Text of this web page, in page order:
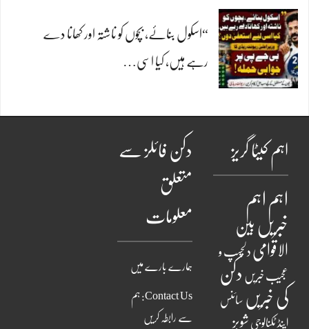
“اسکول بنائے، بچوں کو ناشتہ اور کھانا دے
رہے ہیں، کیا اسی…
اہم کیٹا گریز
اہم اہم
خبریں بین
الاقوامی دلچسپ و
عجیب خبریں دکن
کی خبریں سائنس
اینڈ ٹکنالوجی شوبز
دکن فائلز سے
متعلق
معلومات
ہمارے بارے میں
Contact Us: ہم
سے رابطہ کریں